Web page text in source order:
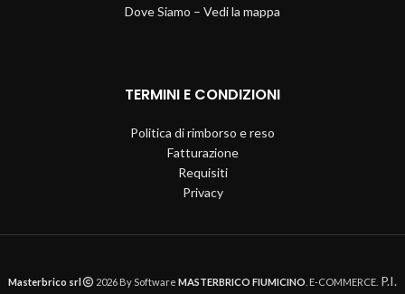
Dove Siamo – Vedi la mappa
TERMINI E CONDIZIONI
Politica di rimborso e reso
Fatturazione
Requisiti
Privacy
Masterbrico srl 2026 By Software MASTERBRICO FIUMICINO . E-COMMERCE. P.I.